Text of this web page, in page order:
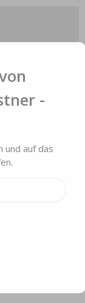
-
und auf das